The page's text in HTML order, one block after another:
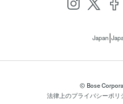
Japan
© Bose
法律上のプライバシーポリ